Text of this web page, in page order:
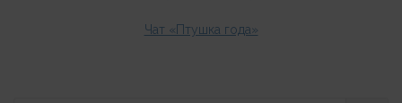
Чат «Птушка года»